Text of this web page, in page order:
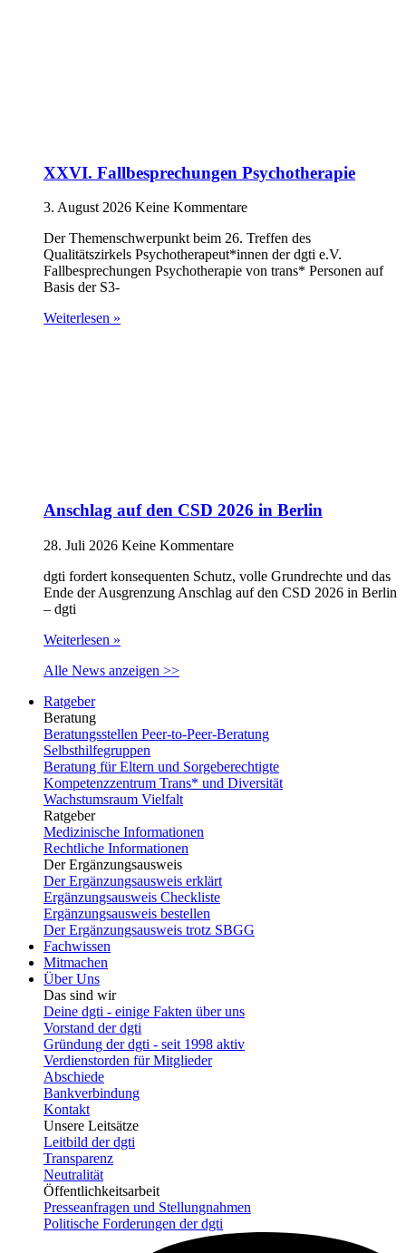
XXVI. Fallbesprechungen Psychotherapie
3. August 2026 Keine Kommentare
Der Themenschwerpunkt beim 26. Treffen des
Qualitätszirkels Psychotherapeut*innen der dgti e.V.
Fallbesprechungen Psychotherapie von trans* Personen auf
Basis der S3-
Weiterlesen »
Anschlag auf den CSD 2026 in Berlin
28. Juli 2026 Keine Kommentare
dgti fordert konsequenten Schutz, volle Grundrechte und das
Ende der Ausgrenzung Anschlag auf den CSD 2026 in Berlin
– dgti
Weiterlesen »
Alle News anzeigen >>
Ratgeber
Beratung
Beratungsstellen Peer-to-Peer-Beratung
Selbsthilfegruppen
Beratung für Eltern und Sorgeberechtigte
Kompetenzzentrum Trans* und Diversität
Wachstumsraum Vielfalt
Ratgeber
Medizinische Informationen
Rechtliche Informationen
Der Ergänzungsausweis
Der Ergänzungsausweis erklärt
Ergänzungsausweis Checkliste
Ergänzungsausweis bestellen
Der Ergänzungsausweis trotz SBGG
Fachwissen
Mitmachen
Über Uns
Das sind wir
Deine dgti - einige Fakten über uns
Vorstand der dgti
Gründung der dgti - seit 1998 aktiv
Verdienstorden für Mitglieder
Abschiede
Bankverbindung
Kontakt
Unsere Leitsätze
Leitbild der dgti
Transparenz
Neutralität
Öffentlichkeitsarbeit
Presseanfragen und Stellungnahmen
Politische Forderungen der dgti